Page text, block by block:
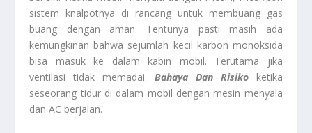
sistem knalpotnya di rancang untuk membuang gas
buang dengan aman. Tentunya pasti masih ada
kemungkinan bahwa sejumlah kecil karbon monoksida
bisa masuk ke dalam kabin mobil. Terutama jika
ventilasi tidak memadai. Bahaya Dan Risikoketika
seseorang tidur di dalam mobil dengan mesin menyala
dan AC berjalan.